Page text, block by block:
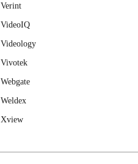
Verint
VideoIQ
Videology
Vivotek
Webgate
Weldex
Xview